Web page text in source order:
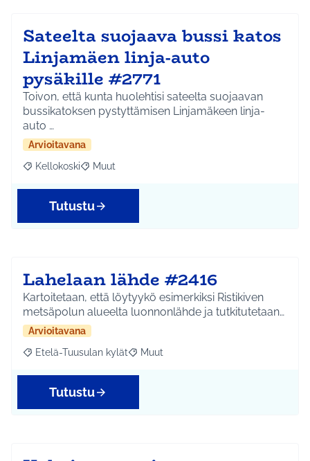
Sateelta suojaava bussi katos
Linjamäen linja-auto
pysäkille #2771
Toivon, että kunta huolehtisi sateelta suojaavan
bussikatoksen pystyttämisen Linjamäkeen linja-
auto …
Arvioitavana
Rajaa tulokset aihepiirin mukaan: Kellokoski
Kellokoski Rajaa tulokset teeman mukaan: Muut
Muut
Tutustu
Lahelaan lähde #2416
Kartoitetaan, että löytyykö esimerkiksi Ristikiven
metsäpolun alueelta luonnonlähde ja tutkitutetaan…
Arvioitavana
Rajaa tulokset aihepiirin mukaan: Etelä-Tuusulan kylät
Etelä-Tuusulan kylät Rajaa tulokset teeman mukaan: Muut
Muut
Tutustu